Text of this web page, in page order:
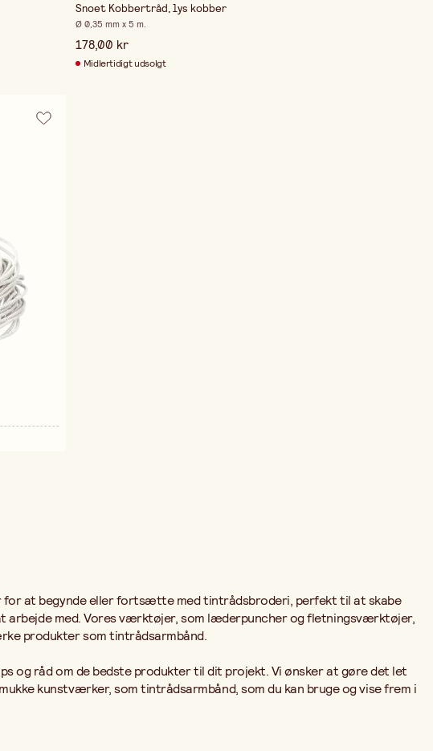
Snoet Kobbertråd, lys kobber
Ø 0,35 mm x 5 m.
178,00 kr
Midlertidigt udsolgt
for at begynde eller fortsætte med tintrådsbroderi, perfekt til at skabe
arbejde med. Vores værktøjer, som læderpuncher og fletningsværktøjer,
produkter som tintrådsarmbånd.
og råd om de bedste produkter til dit projekt. Vi ønsker at gøre det let
kunstværker, som tintrådsarmbånd, som du kan bruge og vise frem i